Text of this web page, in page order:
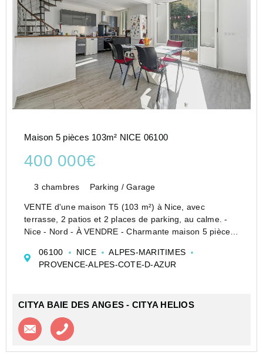
Maison 5 pièces 103m² NICE 06100
400 000€
3 chambres Parking / Garage
VENTE d'une maison T5 (103 m²) à Nice, avec
terrasse, 2 patios et 2 places de parking, au calme. -
Nice - Nord - À VENDRE - Charmante maison 5 pièces
Henri Sappia)
Située au cœur du quartier résidentiel ...
06100 NICE
ALPES-MARITIMES
PROVENCE-ALPES-COTE-D-AZUR
CITYA BAIE DES ANGES - CITYA HELIOS
Contacter l'agence